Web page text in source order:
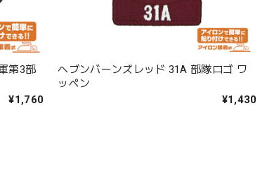
第3部
¥1,760
ヘブンバーンズレッド 31A 部隊ロゴ ワ
ッペン
¥1,430